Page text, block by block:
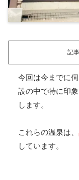
記
今回は今までに
設の中で特に印
します。
これらの温泉は、
しています。